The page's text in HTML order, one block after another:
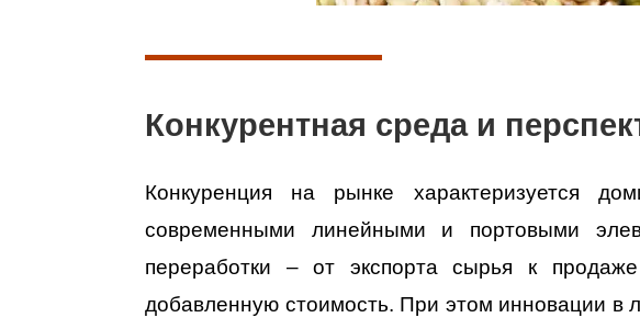
Конкурентная среда и
Конкуренция на рынке характеризуется
современными линейными и портовыми
переработки – от экспорта сырья к
добавленную стоимость. При этом инновации в